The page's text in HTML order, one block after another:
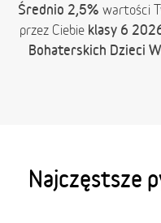
Średnio 2,5% wartości
przez Ciebie klasy 6
Bohaterskich Dzieci
Najczęstsze